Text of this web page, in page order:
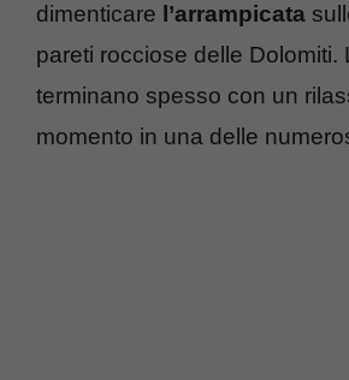
dimenticare l’arrampicata
pareti rocciose delle Dolomiti.
terminano spesso con un
momento in una delle